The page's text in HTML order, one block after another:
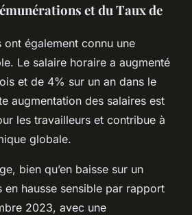
et du Taux de
ont également connu une
Le salaire horaire a augmenté
et de 4% sur un an dans le
augmentation des salaires est
les travailleurs et contribue à
globale.
bien qu’en baisse sur un
en hausse sensible par rapport
2023, avec une